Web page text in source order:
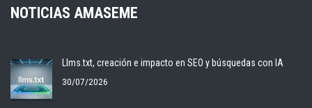
NOTICIAS AMASEME
Llms.txt, creación e impacto en SEO y búsquedas con IA
30/07/2026